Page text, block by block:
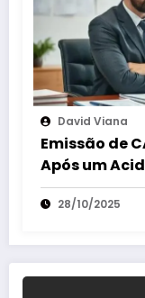
David Viana
Emissão de
Após um
28/10/2025